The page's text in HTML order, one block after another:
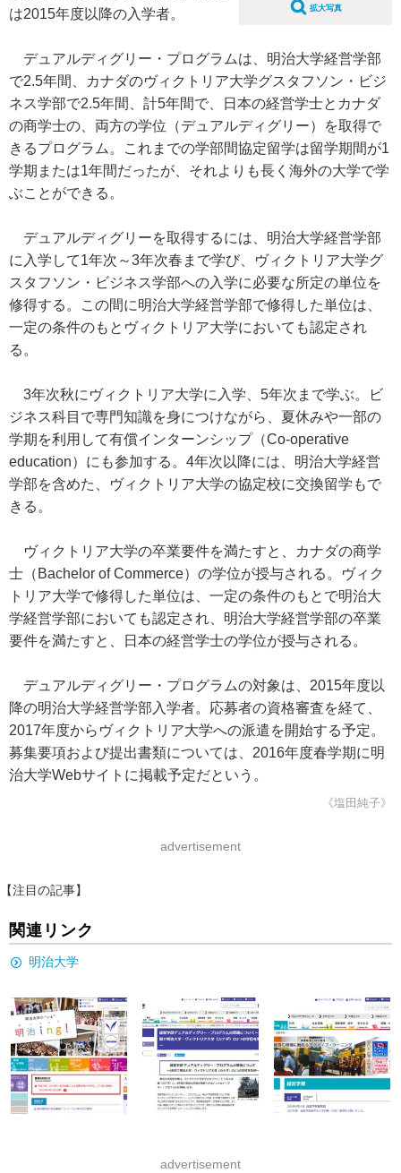
拡大写真
は2015年度以降の入学者。
デュアルディグリー・プログラムは、明治大学経営学部
で2.5年間、カナダのヴィクトリア大学グスタフソン・ビジ
ネス学部で2.5年間、計5年間で、日本の経営学士とカナダ
の商学士の、両方の学位（デュアルディグリー）を取得で
きるプログラム。これまでの学部間協定留学は留学期間が1
学期または1年間だったが、それよりも長く海外の大学で学
ぶことができる。
デュアルディグリーを取得するには、明治大学経営学部
に入学して1年次～3年次春まで学び、ヴィクトリア大学グ
スタフソン・ビジネス学部への入学に必要な所定の単位を
修得する。この間に明治大学経営学部で修得した単位は、
一定の条件のもとヴィクトリア大学においても認定され
る。
3年次秋にヴィクトリア大学に入学、5年次まで学ぶ。ビ
ジネス科目で専門知識を身につけながら、夏休みや一部の
学期を利用して有償インターンシップ（Co-operative
education）にも参加する。4年次以降には、明治大学経営
学部を含めた、ヴィクトリア大学の協定校に交換留学もで
きる。
ヴィクトリア大学の卒業要件を満たすと、カナダの商学
士（Bachelor of Commerce）の学位が授与される。ヴィク
トリア大学で修得した単位は、一定の条件のもとで明治大
学経営学部においても認定され、明治大学経営学部の卒業
要件を満たすと、日本の経営学士の学位が授与される。
デュアルディグリー・プログラムの対象は、2015年度以
降の明治大学経営学部入学者。応募者の資格審査を経て、
2017年度からヴィクトリア大学への派遣を開始する予定。
募集要項および提出書類については、2016年度春学期に明
治大学Webサイトに掲載予定だという。
《塩田純子》
advertisement
【注目の記事】
関連リンク
明治大学
advertisement